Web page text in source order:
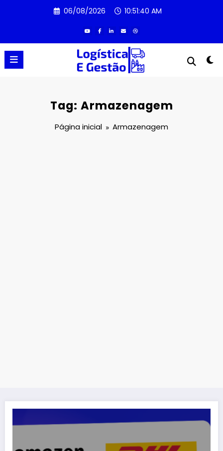
06/08/2026 10:51:41 AM
Tag: Armazenagem
Página inicial Armazenagem